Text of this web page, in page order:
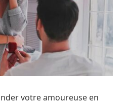
votre amoureuse en